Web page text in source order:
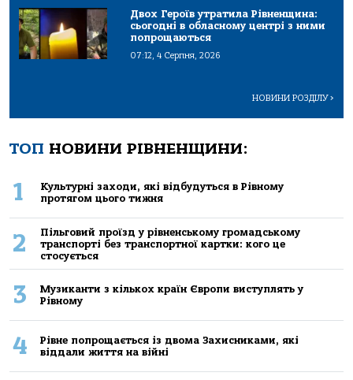
Двох Героїв утратила Рівненщина:
сьогодні в обласному центрі з ними
попрощаються
07:12, 4 Серпня, 2026
НОВИНИ РОЗДІЛУ>
ТОП НОВИНИ РІВНЕНЩИНИ:
1
Культурні заходи, які відбудуться в Рівному
протягом цього тижня
2
Пільговий проїзд у рівненському громадському
транспорті без транспортної картки: кого це
стосується
3
Музиканти з кількох країн Європи виступлять у
Рівному
4
Рівне попрощається із двома Захисниками, які
віддали життя на війні